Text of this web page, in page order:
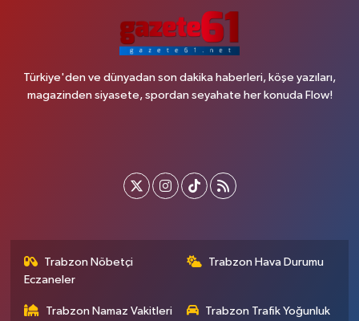
Türkiye'den ve dünyadan son dakika haberleri, köşe yazıları,
magazinden siyasete, spordan seyahate her konuda Flow!
Trabzon Nöbetçi
Eczaneler
Trabzon Hava Durumu
Trabzon Namaz Vakitleri
Trabzon Trafik Yoğunluk